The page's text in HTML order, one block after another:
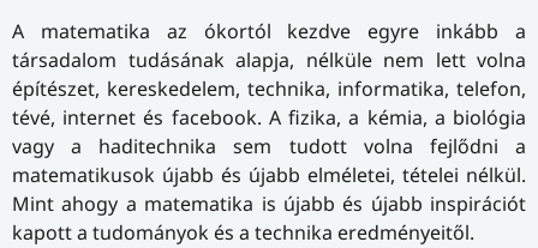
A matematika az ókortól kezdve egyre inkább a
társadalom tudásának alapja, nélküle nem lett volna
építészet, kereskedelem, technika, informatika, telefon,
tévé, internet és facebook. A fizika, a kémia, a biológia
vagy a haditechnika sem tudott volna fejlődni a
matematikusok újabb és újabb elméletei, tételei nélkül.
Mint ahogy a matematika is újabb és újabb inspirációt
kapott a tudományok és a technika eredményeitől.